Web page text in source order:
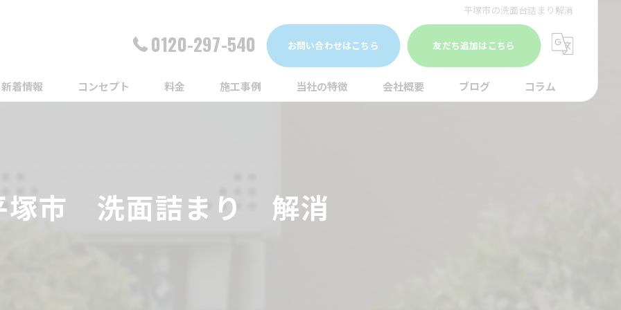
平塚市の洗面台詰まり解消
0120-297-540 お問い合わせはこちら 友だち追加はこちら
新着情報 コンセプト 料金 施工事例 当社の特徴
給湯器
会社概要 ブログ コラム
塚市 洗面詰まり 解消